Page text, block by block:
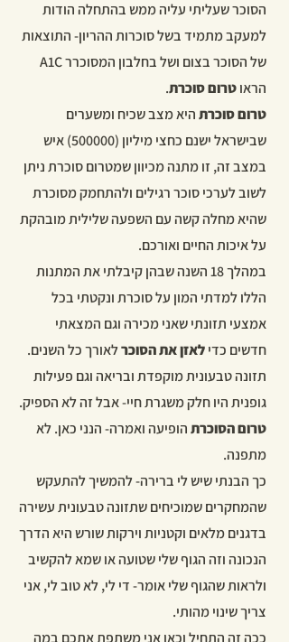
הסוכר שעליתי עליה ממש בהתחלה הודות
למעקב מתמיד בשל סוכרות ההריון- התוצאות
הראוטרום סוכרת.
טרום סוכרתהיא מצב שכיח ומשערים
שבישראל ישנם כחצי מיליון (500000) איש
במצב זה, זו מתנה מכיוון שמטרום סוכרת ניתן
לשוב לערכי סוכר רגילים ולהתחמק מסוכרת
שהיא מחלה קשה עם השפעה שלילית מובהקת
על איכות החיים ואורכם.
במהלך 18 השנה שבהן קיבלתי את המתנות
הללו למדתי המון על סוכרת ונקטתי בכל
אמצעי תזונתי שאני מכירה וגם המצאתי
חדשים כדילאזן את הסוכרלאורך כל השנים.
תזונה טבעונית מוקפדת ובריאה וגם פעילות
גופנית היו חלק משגרת חיי- אבל זה לא הספיק.
טרום הסוכרתהופיעה ואמרה- הנני כאן. לא
מתפנה.
כך הבנתי שיש לי ברירה- להמשיך להתעקש
שהמחקרים שמוכיחים שתזונה טבעונית עשירה
בדגנים מלאים וקטניות וירקות שורש היא הדרך
הנכונה וזה הגוף שלי שטועה או שמא להקשיב
ולראות שהגוף שלי אומר- די לי, לא טוב לי, אני
צריך שינוי מהותי.
ככה זה התחיל וכאן אני משתפת אתכם במה